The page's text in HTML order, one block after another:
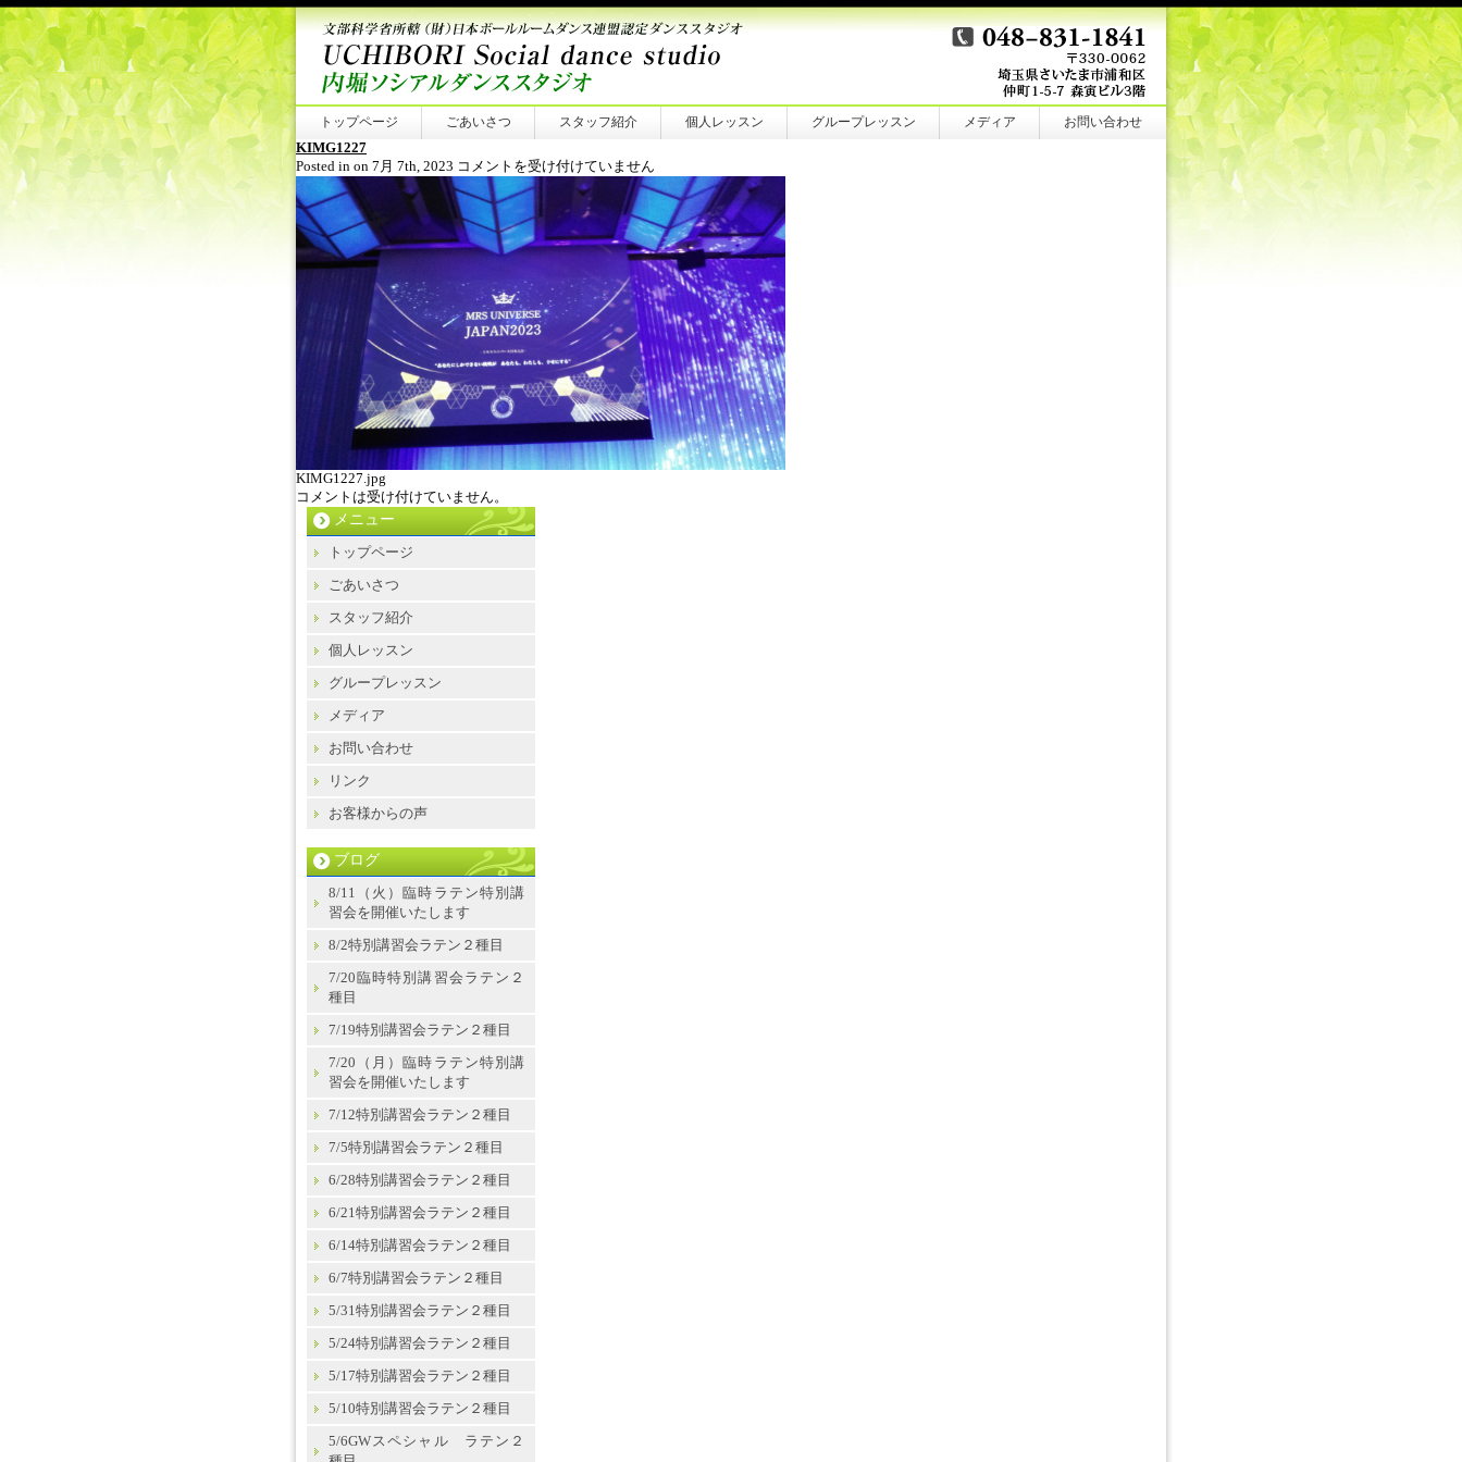
トップページ ごあいさつ スタッフ紹介 個人レッスン グループレッスン メディア お問い合わせ
KIMG1227
Posted in on 7月 7th, 2023 KIMG1227
コメントを受け付けていません
KIMG1227.jpg
コメントは受け付けていません。
メニュー
トップページ
ごあいさつ
スタッフ紹介
個人レッスン
グループレッスン
メディア
お問い合わせ
リンク
お客様からの声
ブログ
8/11（火）臨時ラテン特別講
習会を開催いたします
8/2特別講習会ラテン２種目
7/20臨時特別講習会ラテン２
種目
7/19特別講習会ラテン２種目
7/20（月）臨時ラテン特別講
習会を開催いたします
7/12特別講習会ラテン２種目
7/5特別講習会ラテン２種目
6/28特別講習会ラテン２種目
6/21特別講習会ラテン２種目
6/14特別講習会ラテン２種目
6/7特別講習会ラテン２種目
5/31特別講習会ラテン２種目
5/24特別講習会ラテン２種目
5/17特別講習会ラテン２種目
5/10特別講習会ラテン２種目
5/6GWスペシャル ラテン２